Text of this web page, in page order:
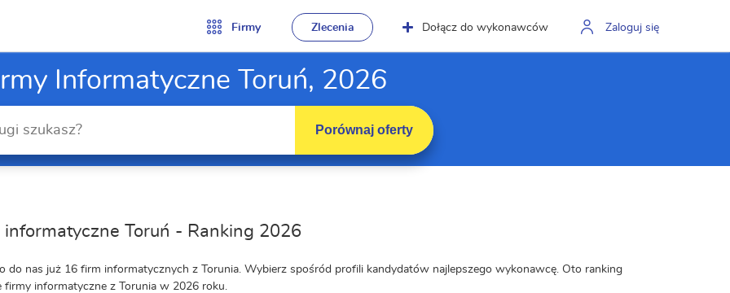
Firmy Zlecenia Dołącz do wykonawców Zaloguj się
Informatyczne Toruń, 2026
Porównaj oferty
informatyczne Toruń - Ranking 2026
do nas już 16 firm informatycznych z Torunia. Wybierz spośród profili kandydatów najlepszego wykonawcę. Oto ranking
firmy informatyczne z Torunia w 2026 roku.